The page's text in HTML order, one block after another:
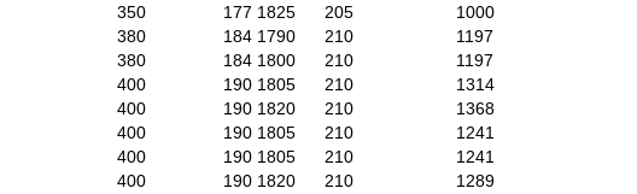
350 177 1825 205
1000
380 184 1790 210
1197
380 184 1800 210
1197
400 190 1805 210
1314
400 190 1820 210
1368
400 190 1805 210
1241
400 190 1805 210
1241
400 190 1820 210
1289